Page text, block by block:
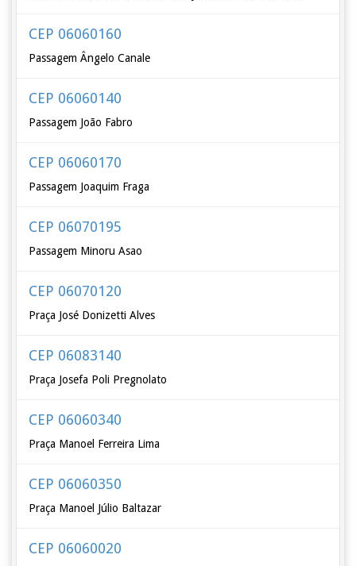
CEP 06060160
Passagem Ângelo Canale
CEP 06060140
Passagem João Fabro
CEP 06060170
Passagem Joaquim Fraga
CEP 06070195
Passagem Minoru Asao
CEP 06070120
Praça José Donizetti Alves
CEP 06083140
Praça Josefa Poli Pregnolato
CEP 06060340
Praça Manoel Ferreira Lima
CEP 06060350
Praça Manoel Júlio Baltazar
CEP 06060020